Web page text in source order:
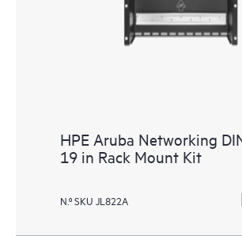
HPE Aruba Networking
19 in Rack Mount Kit
N.º SKU JL822A